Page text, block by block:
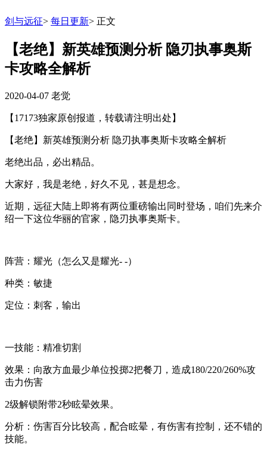
剑与远征> 每日更新> 正文
【老绝】新英雄预测分析 隐刃执事奥斯
卡攻略全解析
2020-04-07 老觉
【17173独家原创报道，转载请注明出处】
【老绝】新英雄预测分析 隐刃执事奥斯卡攻略全解析
老绝出品，必出精品。
大家好，我是老绝，好久不见，甚是想念。
近期，远征大陆上即将有两位重磅输出同时登场，咱们先来介
绍一下这位华丽的官家，隐刃执事奥斯卡。
阵营： 耀光 （怎么又是耀光- -）
种类： 敏捷
定位： 刺客，输出
一技能：精准切割
效果：向敌方血最少单位投掷2把餐刀，造成180/220/260%攻
击力伤害
2级解锁附带2秒眩晕效果。
分析：伤害百分比较高，配合眩晕，有伤害有控制，还不错的
技能。